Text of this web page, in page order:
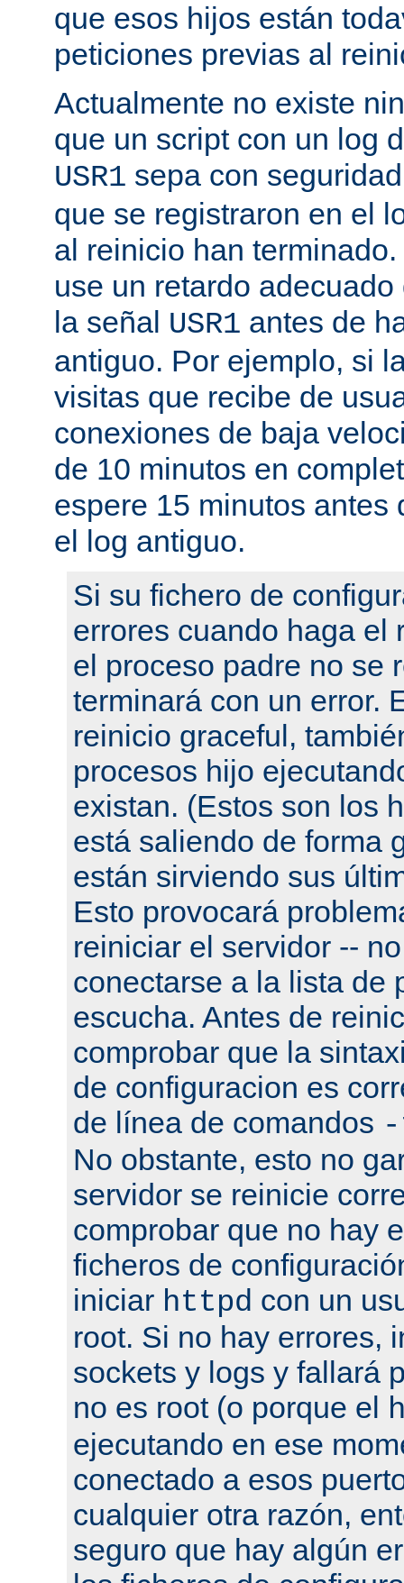
que esos hijos están
peticiones previas al
Actualmente no existe
que un script con un log
USR1 sepa con
que se registraron en el
al reinicio han
use un retardo
la señal USR1 antes de
antiguo. Por ejemplo, si
visitas que recibe de
conexiones de baja
de 10 minutos en
espere 15 minutos antes
el log antiguo.
Si su fichero de
errores cuando haga el
el proceso padre no se
terminará con un error.
reinicio graceful,
procesos hijo
existan. (Estos son los
está saliendo de forma
están sirviendo sus
Esto provocará
reiniciar el servidor --
conectarse a la lista de
escucha. Antes de
comprobar que la
de configuracion es
de línea de comandos
No obstante, esto no
servidor se reinicie
comprobar que no hay
ficheros de
iniciar httpd con un
root. Si no hay errores,
sockets y logs y fallará
no es root (o porque el
ejecutando en ese
conectado a esos
cualquier otra razón,
seguro que hay algún